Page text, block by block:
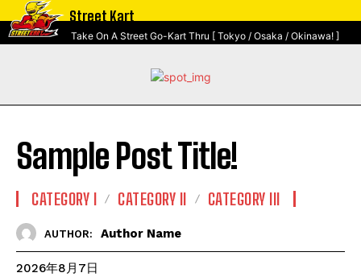
Street Kart
Take On A Street Go-Kart Thru [ Tokyo / Osaka / Okinawa! ]
Sample Post Title!
CATEGORY I CATEGORY II CATEGORY III
AUTHOR: Author Name
2026年8月7日